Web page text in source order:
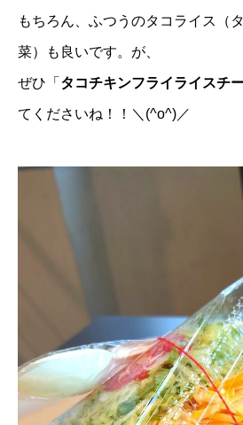
もちろん、ふつうのタコライス（
菜）も良いです。が、
ぜひ「 タコチキンフライライスチ
てくださいね！！＼(^o^)／